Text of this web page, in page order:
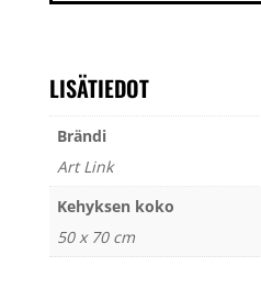
LISÄTIEDOT
Brändi
Art Link
Kehyksen koko
50 x 70 cm